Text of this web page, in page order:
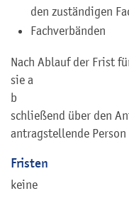
den zuständigen
Fachverbänden
Nach Ablauf der Frist
sie a
b
schließend über den
antragstellende
Fristen
keine